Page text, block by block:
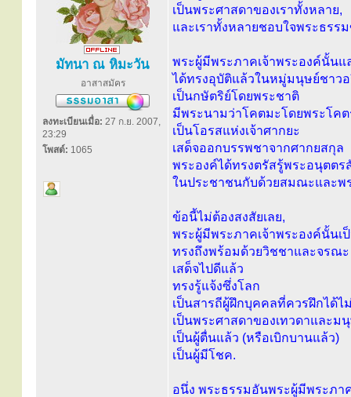
มัทนา ณ หิมะวัน
อาสาสมัคร
ลงทะเบียนเมื่อ: 27 ก.ย. 2007,
23:29
โพสต์: 1065
เป็นพระศาสดาของเราทั้งหลาย,
และเราทั้งหลายชอบใจพระธรร
พระผู้มีพระภาคเจ้าพระองค์นั้นแ
ได้ทรงอุบัติแล้วในหมู่มนุษย์ชาว
เป็นกษัตริย์โดยพระชาติ
มีพระนามว่าโคตมะโดยพระโคต
เป็นโอรสแห่งเจ้าศากยะ
เสด็จออกบรรพชาจากศากยสกุล
พระองค์ได้ทรงตรัสรู้พระอนุตต
ในประชาชนกับด้วยสมณะและพ
ข้อนี้ไม่ต้องสงสัยเลย,
พระผู้มีพระภาคเจ้าพระองค์นั้นเ
ทรงถึงพร้อมด้วยวิชชาและจรณะ
เสด็จไปดีแล้ว
ทรงรู้แจ้งซึ่งโลก
เป็นสารถีผู้ฝึกบุคคลที่ควรฝึกได้ไ
เป็นพระศาสดาของเทวดาและม
เป็นผู้ตื่นแล้ว (หรือเบิกบานแล้ว)
เป็นผู้มีโชค.
อนึ่ง พระธรรมอันพระผู้มีพระภา